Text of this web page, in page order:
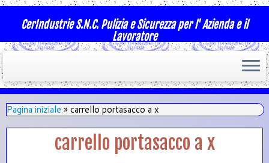
CerIndustrie S.N.C. Pulizia e Sicurezza per l' Azienda e il
Lavoratore
Pagina iniziale » carrello portasacco a x
carrello portasacco a x